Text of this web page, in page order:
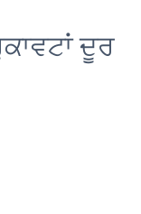
ਦੂਰ